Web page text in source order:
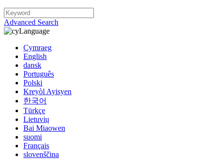
Advanced Search
Language
Cymraeg
English
dansk
Português
Polski
Kreyòl Ayisyen
한국어
Türkçe
Lietuvių
Bai Miaowen
suomi
Français
slovenščina